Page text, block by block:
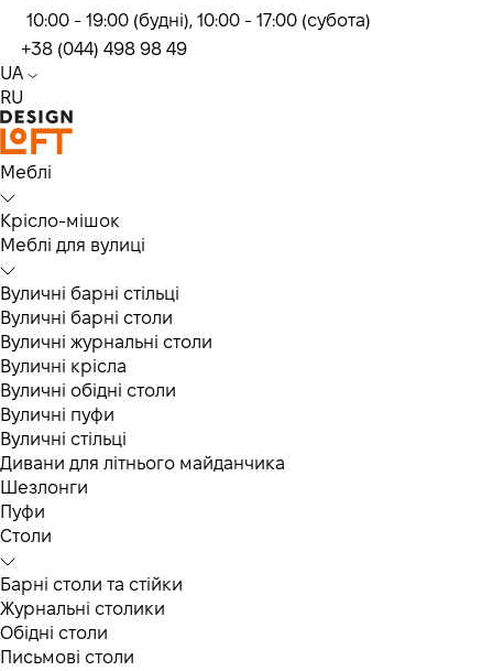
10:00 - 19:00 (будні), 10:00 - 17:00 (субота)
+38 (044) 498 98 49
UA
RU
Меблі
Крісло-мішок
Меблі для вулиці
Вуличні барні стільці
Вуличні барні столи
Вуличні журнальні столи
Вуличні крісла
Вуличні обідні столи
Вуличні пуфи
Вуличні стільці
Дивани для літнього майданчика
Шезлонги
Пуфи
Столи
Барні столи та стійки
Журнальні столики
Обідні столи
Письмові столи